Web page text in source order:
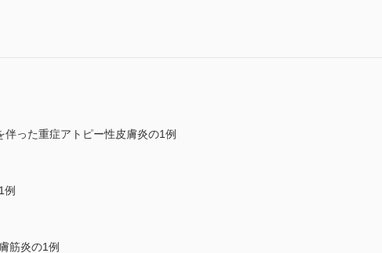
った重症アトピー性皮膚炎の1例
例
筋炎の1例